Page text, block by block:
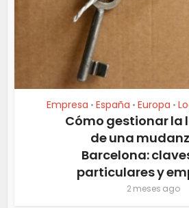
Empresa • España • Europa •
Cómo gestionar la
de una
Barcelona:
particulares y
2 meses ago